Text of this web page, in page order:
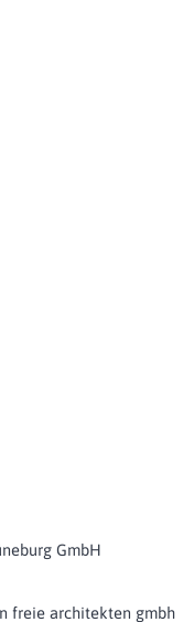
GmbH
freie architekten gmbh